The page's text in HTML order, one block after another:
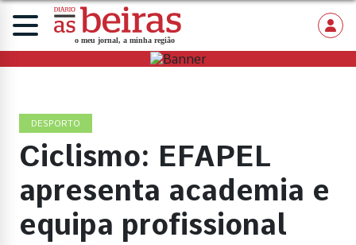
DESPORTO
Ciclismo: EFAPEL
apresenta academia e
equipa profissional